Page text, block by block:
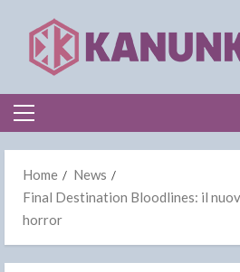
content
Primary
Home
News
Final Destination Bloodlines: il
horror